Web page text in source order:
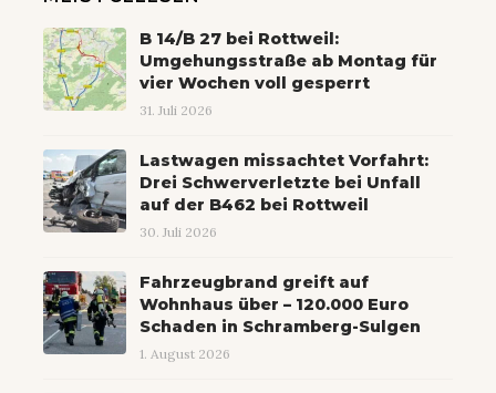
B 14/B 27 bei Rottweil:
Umgehungsstraße ab Montag für
vier Wochen voll gesperrt
31. Juli 2026
Lastwagen missachtet Vorfahrt:
Drei Schwerverletzte bei Unfall
auf der B462 bei Rottweil
30. Juli 2026
Fahrzeugbrand greift auf
Wohnhaus über – 120.000 Euro
Schaden in Schramberg-Sulgen
1. August 2026